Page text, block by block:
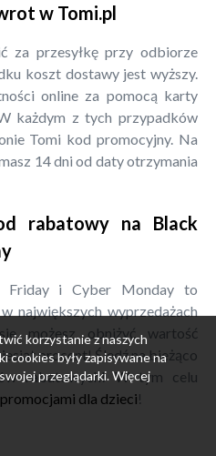
w Tomi.pl
za przesyłkę przy odbiorze
koszt dostawy jest wyższy.
online za pomocą karty
każdym z tych przypadków
Tomi kod promocyjny. Na
14 dni od daty otrzymania
rabatowy na Black
Friday i Cyber Monday to
największych wyprzedażach
możesz obniżyć wartość
procent! Śledź na bieżąco
rabatowych! W tym celu
dla dzieci!
korzystanie z naszych
cookies były zapisywane na
przeglądarki. Więcej